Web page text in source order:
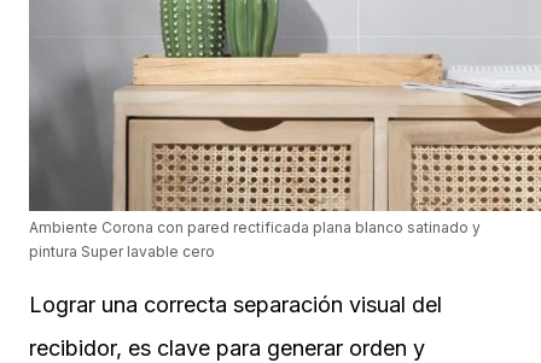
Ambiente Corona con pared rectificada plana blanco satinado y
pintura Super lavable cero
Lograr una correcta separación visual del
recibidor, es clave para generar orden y